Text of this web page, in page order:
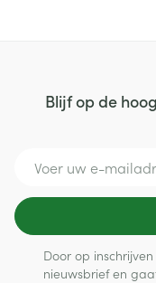
Blijf op de
Door op
nieuwsbrief en